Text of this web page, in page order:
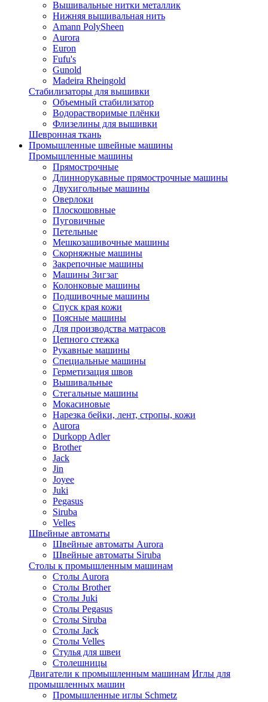
Вышивальные нитки металлик
Нижняя вышивальная нить
Amann PolySheen
Aurora
Euron
Fufu's
Gunold
Madeira Rheingold
Стабилизаторы для вышивки
Объемный стабилизатор
Водорастворимые плёнки
Флизелины для вышивки
Шевронная ткань
Промышленные швейные машины
Промышленные машины
Прямострочные
Длиннорукавные прямострочные машины
Двухигольные машины
Оверлоки
Плоскошовные
Пуговичные
Петельные
Мешкозашивочные машины
Скорняжные машины
Закрепочные машины
Машины Зигзаг
Колонковые машины
Подшивочные машины
Спуск края кожи
Поясные машины
Для производства матрасов
Цепного стежка
Рукавные машины
Специальные машины
Герметизация швов
Вышивальные
Стегальные машины
Мокасиновые
Нарезка бейки, лент, стропы, кожи
Aurora
Durkopp Adler
Brother
Jack
Jin
Joyee
Juki
Pegasus
Siruba
Velles
Швейные автоматы
Швейные автоматы Aurora
Швейные автоматы Siruba
Столы к промышленным машинам
Столы Aurora
Столы Brother
Столы Juki
Столы Pegasus
Столы Siruba
Столы Jack
Столы Velles
Стулья для швеи
Столешницы
Двигатели к промышленным машинам Иглы для
промышленных машин
Промышленные иглы Schmetz